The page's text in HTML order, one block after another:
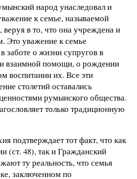
народ унаследовал и
к семье, называемой
, веруя в то, что она учреждена и
Это уважение к семье
заботе о жизни супругов в
взаимной помощи, о рождении
воспитании их. Все эти
столетий оставались
румынского общества.
только традиционную
подтверждает тот факт, что как
(ст. 48), так и Гражданский
ту реальность, что семья
заключенном по